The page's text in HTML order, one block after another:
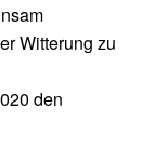
Witterung zu
den